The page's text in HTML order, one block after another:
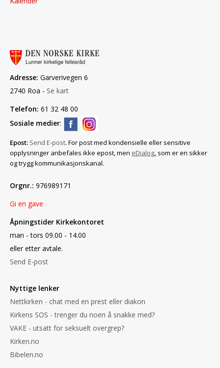
Adresse: Garverivegen 6
2740 Roa - Se kart
Telefon: 61 32 48 00
Sosiale medier:
Epost: Send E-post. For post med konfidensielle eller sensitive
opplysninger anbefales ikke epost, men eDialog, som er en sikker
og trygg kommunikasjonskanal.
Orgnr.: 976989171
Gi en gave
Åpningstider Kirkekontoret
man - tors 09.00 - 14.00
eller etter avtale.
Send E-post
Nyttige lenker
Nettkirken - chat med en prest eller diakon
Kirkens SOS - trenger du noen å snakke med?
VAKE - utsatt for seksuelt overgrep?
Kirken.no
Bibelen.no